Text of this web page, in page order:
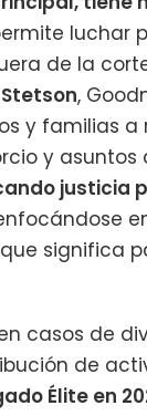
luchar
de la
,
y familias a
y asuntos
justicia
significa
casos de
de
Élite en